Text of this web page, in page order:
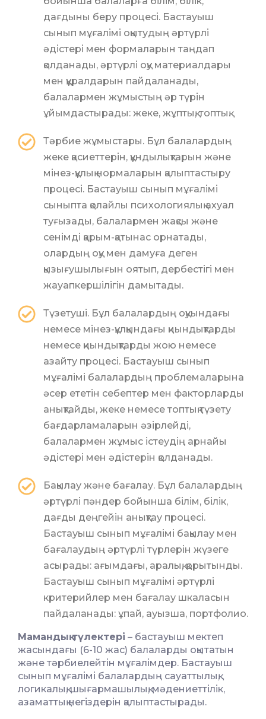
дағдыны беру процесі. Бастауыш
сынып мұғалімі оқытудың әртүрлі
әдістері мен формаларын таңдап
қолданады, әртүрлі оқу материалдары
мен құралдарын пайдаланады,
балалармен жұмыстың әр түрін
ұйымдастырады: жеке, жұптық, топтық.
Тәрбие жұмыстары. Бұл балалардың
жеке қасиеттерін, құндылықтарын және
мінез-құлық нормаларын қалыптастыру
процесі. Бастауыш сынып мұғалімі
сыныпта қолайлы психологиялық ахуал
туғызады, балалармен жақсы және
сенімді қарым-қатынас орнатады,
олардың оқу мен дамуға деген
қызығушылығын оятып, дербестігі мен
жауапкершілігін дамытады.
Түзетуші. Бұл балалардың оқуындағы
немесе мінез-құлқындағы қиындықтарды
немесе қиындықтарды жою немесе
азайту процесі. Бастауыш сынып
мұғалімі балалардың проблемаларына
әсер ететін себептер мен факторларды
анықтайды, жеке немесе топтық түзету
бағдарламаларын әзірлейді,
балалармен жұмыс істеудің арнайы
әдістері мен әдістерін қолданады.
Бақылау және бағалау. Бұл балалардың
әртүрлі пәндер бойынша білім, білік,
дағды деңгейін анықтау процесі.
Бастауыш сынып мұғалімі бақылау мен
бағалаудың әртүрлі түрлерін жүзеге
асырады: ағымдағы, аралық, қорытынды.
Бастауыш сынып мұғалімі әртүрлі
критерийлер мен бағалау шкаласын
пайдаланады: ұпай, ауызша, портфолио.
Мамандық түлектері – бастауыш мектеп
жасындағы (6-10 жас) балаларды оқытатын
және тәрбиелейтін мұғалімдер. Бастауыш
сынып мұғалімі балалардың сауаттылық,
логикалық, шығармашылық, мәдениеттілік,
азаматтық негіздерін қалыптастырады.